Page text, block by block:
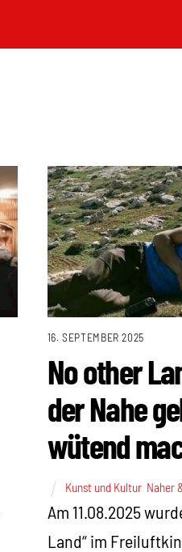
16. SEPTEMBER 2025
No other
der Nahe
wütend
Kunst und Kultur, Naher
Am 11.08.2025
Land“ im